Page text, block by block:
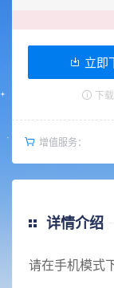
立即
下
增值服务：
详情介绍
请在手机模式